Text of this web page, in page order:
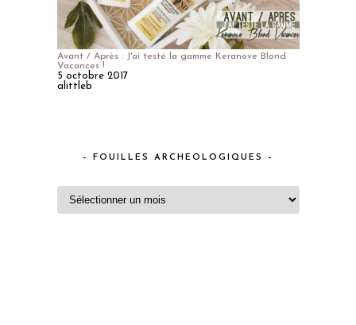
Avant / Après : J'ai testé la gamme Keranove Blond
Vacances !
5 octobre 2017
alittleb
– FOUILLES ARCHEOLOGIQUES –